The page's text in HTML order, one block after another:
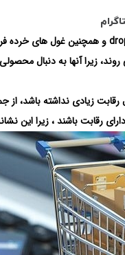
زیرا آنها به دنبال
زیادی نداشته باشد، از
رقابت باشند ، زیرا این